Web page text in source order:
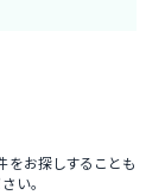
お探しすることも
い。